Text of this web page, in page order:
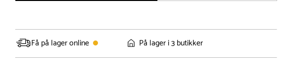
Få på lager online På lager i 3 butikker